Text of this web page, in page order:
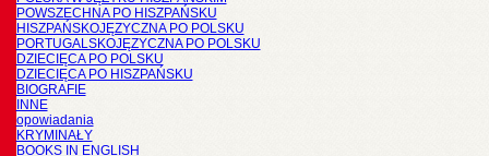
POWSZECHNA PO HISZPAŃSKU
HISZPAŃSKOJĘZYCZNA PO POLSKU
PORTUGALSKOJĘZYCZNA PO POLSKU
DZIECIĘCA PO POLSKU
DZIECIĘCA PO HISZPAŃSKU
BIOGRAFIE
INNE
opowiadania
KRYMINAŁY
BOOKS IN ENGLISH